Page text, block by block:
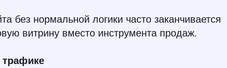
без нормальной логики часто заканчивается
витрину вместо инструмента продаж.
трафике